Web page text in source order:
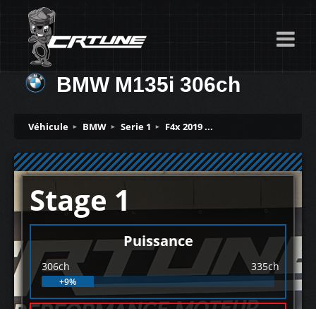
BMW M135i 306ch
Véhicule BMW Serie 1 F4x 2019 ...
Stage 1
Puissance
306ch 335ch
+9%